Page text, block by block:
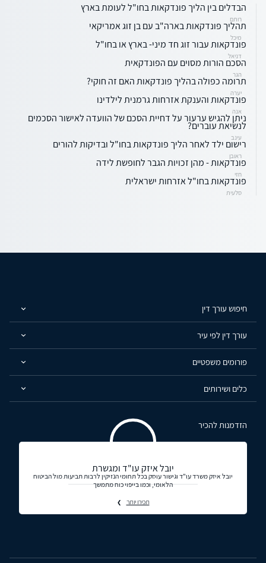
הבדלים בין הליך פונדקאות בחו"ל לעומת בארץ
רותם
תהליך פונדקאות בארה"ב עם בן זוג אמריקאי
מיכל
פונדקאות עבור זוג חד מיני- בארץ או בחו"ל
דניאל
הסכם הורות מסוים עם הפונדקאית
הגר
תרומה כפולה בהליך פונדקאות האם זה חוקי?
יערה
פונדקאות והענקת אזרחות גרמנית לילדינו
אנה
ניתן להגיש ערעור על דחיית הסכם של הוועדה לאישור הסכמים
לנשיאת עוברים?
עינב
רישום ילד לאחר הליך פונדקאות בחו"ל ובדיקות להורים
ראובן
פונדקאות - מהן זכויות הגבר לחופשת לידה
חזי
פונדקאות בחו"ל אזרחות ישראלית
סלעית
חיפוש עורך דין
עורך דין לפי עיר
פורומים משפטיים
כלים ושירותים
הזדמנות להכיר
יובל איזק עו"ד ומגשרת
יובל איזק משרד עו"ד וגישור עוסק בכל תחומי הנזיקין לרבות תביעות מול הביטוח
הלאומי, וכמו בייפוי כוח מתמשך
תכירו יותר